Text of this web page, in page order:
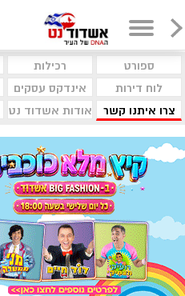
ספורט רכילות
לוח דירות
אינדקס עסקים
צרו איתנו קשר
אודות אשדוד נט